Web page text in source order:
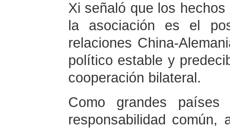
Xi señaló que los
la asociación es el
relaciones China-
político estable y
cooperación bilateral.
Como grandes
responsabilidad común,